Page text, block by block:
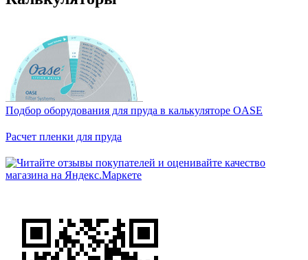
Подбор оборудования для пруда в калькуляторе OASE
Расчет пленки для пруда